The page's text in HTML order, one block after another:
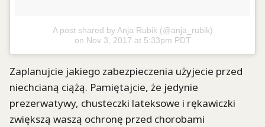
A post shared by Anja Rubik (@anja_rubik)
on Nov 3, 2017 at 5:33pm PDT
Zaplanujcie jakiego zabezpieczenia użyjecie przed
niechcianą ciążą. Pamiętajcie, że jedynie
prezerwatywy, chusteczki lateksowe i rękawiczki
zwiększą waszą ochronę przed chorobami